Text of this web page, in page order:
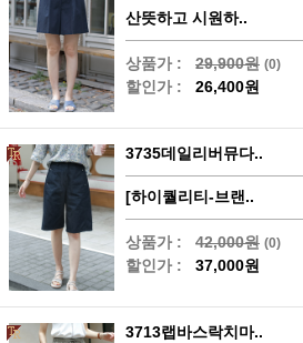
산뜻하고 시원하..
상품가 : 29,900원 (0)
할인가 : 26,400원
3735데일리버뮤다..
[하이퀄리티-브랜..
상품가 : 42,000원 (0)
할인가 : 37,000원
3713랩바스락치마..